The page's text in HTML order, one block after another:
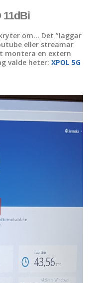
11dBi
om… Det ”laggar
eller streamar
montera en extern
valde heter: XPOL 5G